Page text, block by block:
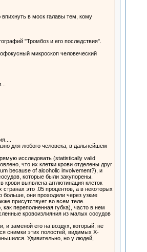
в моск галавы тем, кому
"Тромбоз и его последствия".
микроскоп человеческий
для любого человека, в дальнейшем
исследовать (statistically valid
что их клетки крови отделены друг
because of alcoholic involvement?), и
которые были закупорены.
выявлена агглютинация клеток
это .05 процентов, а в некоторых
больше, они проходили через узкие
присутствует во всем теле.
переполненная губка), часто в нем
кровоизлияния из малых сосудов
и заменой его на воздух, который, не
снимки этих полостей, видимых Х-
Удивительно, но у людей,